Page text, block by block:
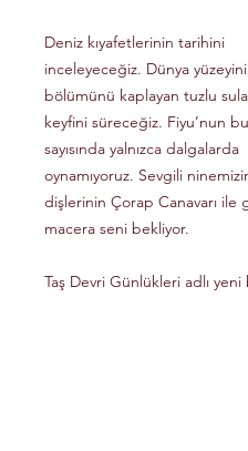
Deniz kıyafetlerinin tarihini
inceleyeceğiz. Dünya
bölümünü kaplayan tuzlu
keyfini süreceğiz. Fiyu’nun bu
sayısında yalnızca dalgalarda
oynamıyoruz. Sevgili
dişlerinin Çorap Canavarı ile
macera seni bekliyor.
Taş Devri Günlükleri adlı yeni